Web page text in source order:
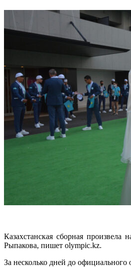
Казахстанская сборная
Рыпакова, пишет оlympic.kz.
За несколько дней до